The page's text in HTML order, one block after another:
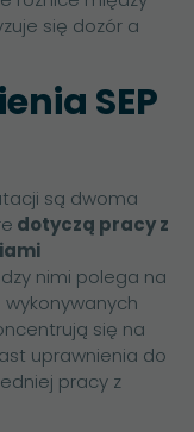
się dozór a
SEP
są dwoma
dotyczą pracy z
nimi polega na
się na
uprawnienia do
pracy z